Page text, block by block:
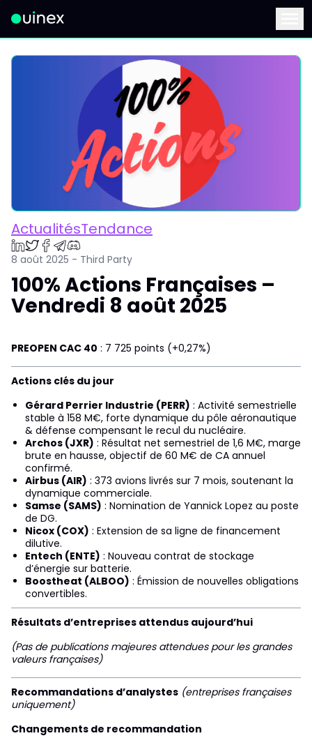
Ceci est le logo et, si vous cliquez dessus, vous serez
ActualitésTendance
8 août 2025 - Third Party
100% Actions Françaises –
Vendredi 8 août 2025
PREOPEN CAC 40 : 7 725 points (+0,27%)
Actions clés du jour
Gérard Perrier Industrie (PERR) : Activité semestrielle
stable à 158 M€, forte dynamique du pôle aéronautique
& défense compensant le recul du nucléaire.
Archos (JXR) : Résultat net semestriel de 1,6 M€, marge
brute en hausse, objectif de 60 M€ de CA annuel
confirmé.
Airbus (AIR) : 373 avions livrés sur 7 mois, soutenant la
dynamique commerciale.
Samse (SAMS) : Nomination de Yannick Lopez au poste
de DG.
Nicox (COX) : Extension de sa ligne de financement
dilutive.
Entech (ENTE) : Nouveau contrat de stockage
d’énergie sur batterie.
Boostheat (ALBOO) : Émission de nouvelles obligations
convertibles.
Résultats d’entreprises attendus aujourd’hui
(Pas de publications majeures attendues pour les grandes
valeurs françaises)
Recommandations d’analystes (entreprises françaises
uniquement)
Changements de recommandation